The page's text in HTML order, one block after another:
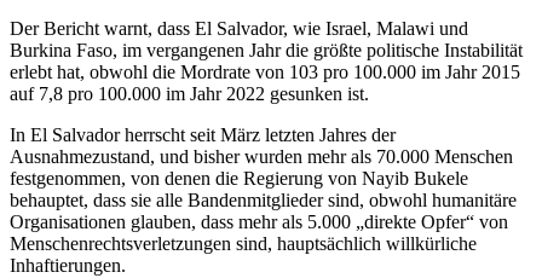
Der Bericht warnt, dass El Salvador, wie Israel, Malawi und
Burkina Faso, im vergangenen Jahr die größte politische Instabilität
erlebt hat, obwohl die Mordrate von 103 pro 100.000 im Jahr 2015
auf 7,8 pro 100.000 im Jahr 2022 gesunken ist.
In El Salvador herrscht seit März letzten Jahres der
Ausnahmezustand, und bisher wurden mehr als 70.000 Menschen
festgenommen, von denen die Regierung von Nayib Bukele
behauptet, dass sie alle Bandenmitglieder sind, obwohl humanitäre
Organisationen glauben, dass mehr als 5.000 „direkte Opfer“ von
Menschenrechtsverletzungen sind, hauptsächlich willkürliche
Inhaftierungen.